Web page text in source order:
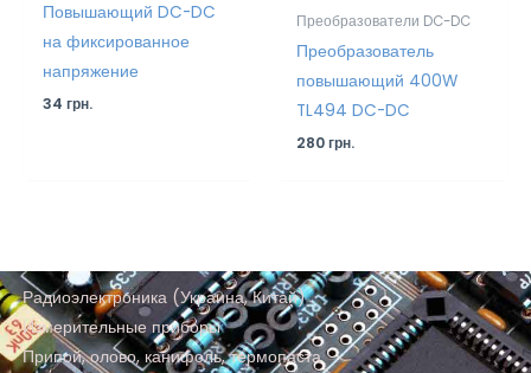
Повышающий DC-DC
на фиксированное
напряжение
34грн.
Преобразователи DC-DC
Преобразователь
повышающий 400W
TL494 DC-DC
280грн.
Радиоэлектроника (Украина, Китай)
Измерительные приборы
Припой, олово, канифоль, термопаста